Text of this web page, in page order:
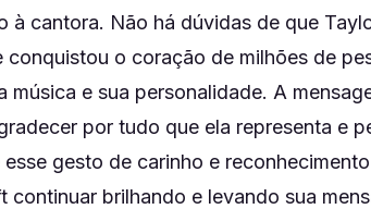
à cantora. Não há dúvidas de que
conquistou o coração de milhões de
música e sua personalidade. A
por tudo que ela representa e
gesto de carinho e
continuar brilhando e levando sua